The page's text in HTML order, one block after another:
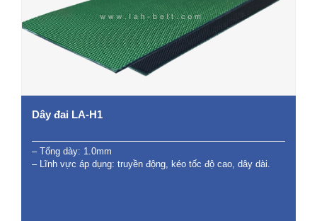
Dây đai LA-H1
– Tổng dày: 1.0mm
– Lĩnh vực áp dụng: truyền động, kéo tốc độ cao, dây dài.